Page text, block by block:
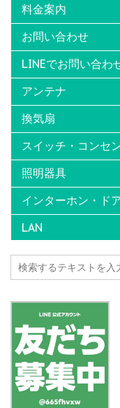
料金案内
お問い合わせ
LINEでお問い合わ
アンテナ
換気扇
スイッチ・コンセ
照明器具
インターホン・ド
LAN